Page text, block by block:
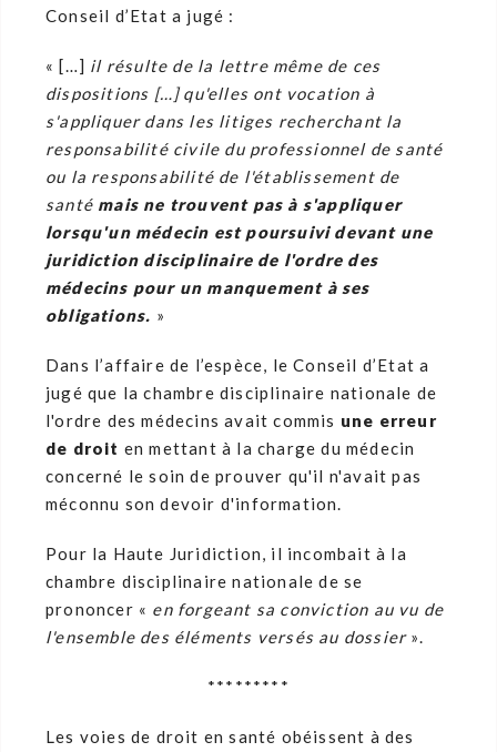
Conseil d’Etat a jugé :
« […] il résulte de la lettre même de ces
dispositions […] qu'elles ont vocation à
s'appliquer dans les litiges recherchant la
responsabilité civile du professionnel de santé
ou la responsabilité de l'établissement de
santé mais ne trouvent pas à s'appliquer
lorsqu'un médecin est poursuivi devant une
juridiction disciplinaire de l'ordre des
médecins pour un manquement à ses
obligations. »
Dans l’affaire de l’espèce, le Conseil d’Etat a
jugé que la chambre disciplinaire nationale de
l'ordre des médecins avait commis une erreur
de droit en mettant à la charge du médecin
concerné le soin de prouver qu'il n'avait pas
méconnu son devoir d'information.
Pour la Haute Juridiction, il incombait à la
chambre disciplinaire nationale de se
prononcer « en forgeant sa conviction au vu de
l'ensemble des éléments versés au dossier».
*********
Les voies de droit en santé obéissent à des